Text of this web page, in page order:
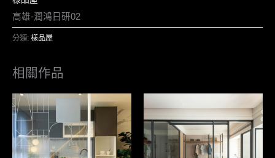
高雄-潤鴻日研02
分類: 樣品屋
相關作品